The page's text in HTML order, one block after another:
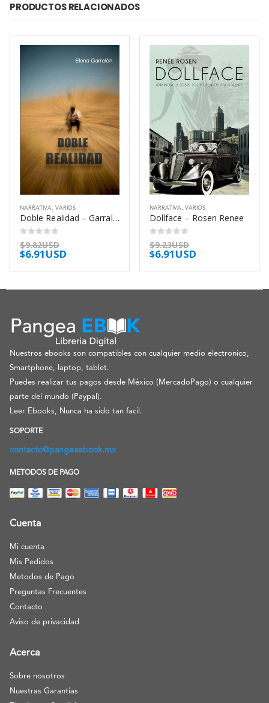
PRODUCTOS RELACIONADOS
NARRATIVA, VARIOS
Doble Realidad – Garralon Elena
0out of 5
$9.82USD
$6.91USD
NARRATIVA, VARIOS
Dollface – Rosen Renee
0out of 5
$9.23USD
$6.91USD
Nuestros ebooks son compatibles con cualquier medio electronico,
Smartphone, laptop, tablet.
Puedes realizar tus pagos desde México (MercadoPago) o cualquier
parte del mundo (Paypal).
Leer Ebooks, Nunca ha sido tan facil.
SOPORTE
contacto@pangeaebook.mx
METODOS DE PAGO
Cuenta
Mi cuenta
Mis Pedidos
Metodos de Pago
Preguntas Frecuentes
Contacto
Aviso de privacidad
Acerca
Sobre nosotros
Nuestras Garantías